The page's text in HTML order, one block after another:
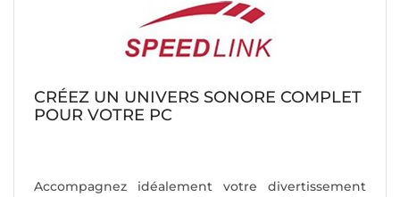
CRÉEZ UN UNIVERS SONORE COMPLET
POUR VOTRE PC
Accompagnez idéalement votre divertissement